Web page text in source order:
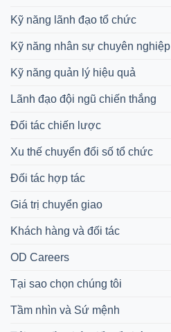
Kỹ năng lãnh đạo tổ chức
Kỹ năng nhân sự chuyên nghiệp
Kỹ năng quản lý hiệu quả
Lãnh đạo đội ngũ chiến thắng
Đối tác chiến lược
Xu thế chuyển đổi số tổ chức
Đối tác hợp tác
Giá trị chuyển giao
Khách hàng và đối tác
OD Careers
Tại sao chọn chúng tôi
Tầm nhìn và Sứ mệnh